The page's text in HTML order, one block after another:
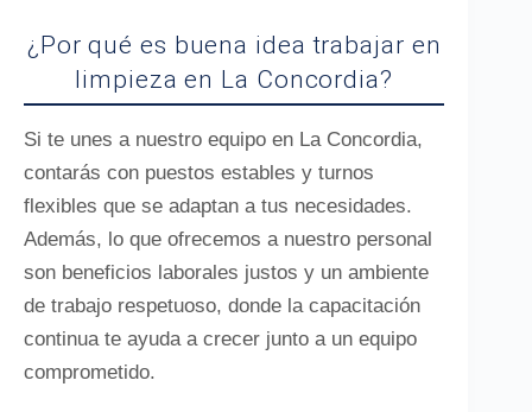
¿Por qué es buena idea trabajar en
limpieza en La Concordia?
Si te unes a nuestro equipo en La Concordia,
contarás con puestos estables y turnos
flexibles que se adaptan a tus necesidades.
Además, lo que ofrecemos a nuestro personal
son beneficios laborales justos y un ambiente
de trabajo respetuoso, donde la capacitación
continua te ayuda a crecer junto a un equipo
comprometido.